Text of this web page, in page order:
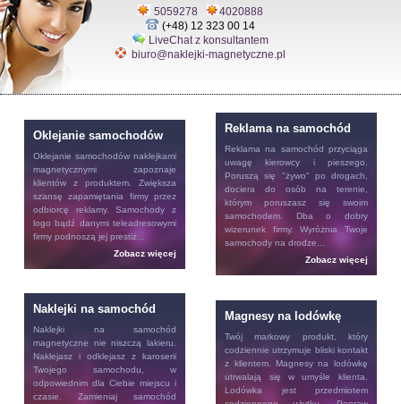
5059278
4020888
(+48) 12 323 00 14
LiveChat z konsultantem
biuro@naklejki-magnetyczne.pl
Oklejanie samochodów
Oklejanie samochodów naklejkami
magnetycznymi zapoznaje
klientów z produktem. Zwiększa
szansę zapamiętania firmy przez
odbiorcę reklamy. Samochody z
logo bądź danymi teleadresowymi
firmy podnoszą jej prestiż...
Zobacz więcej
Reklama na samochód
Reklama na samochód przyciąga
uwagę kierowcy i pieszego.
Poruszą się "żywo" po drogach,
dociera do osób na terenie,
którym poruszasz się swoim
samochodem. Dba o dobry
wizerunek firmy. Wyróżnia Twoje
samochody na drodze...
Zobacz więcej
Naklejki na samochód
Naklejki na samochód
magnetyczne nie niszczą lakieru.
Naklejasz i odklejasz z karoserii
Twojego samochodu, w
odpowiednim dla Ciebie miejscu i
czasie. Zamieniaj samochód
Magnesy na lodówkę
Twój markowy produkt, który
codziennie utrzymuje bliski kontakt
z klientem. Magnesy na lodówkę
utrwalają się w umyśle klienta.
Lodówka jest przedmiotem